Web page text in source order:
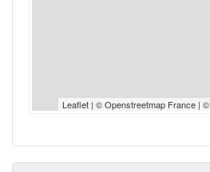
Leaflet | © Openstreetmap France | ©